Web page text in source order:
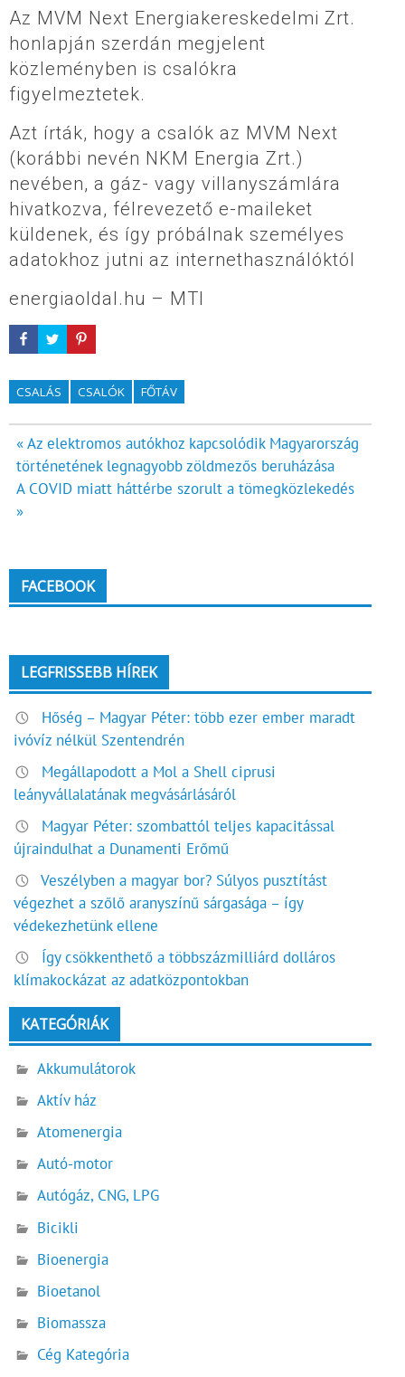
Az MVM Next Energiakereskedelmi Zrt.
honlapján szerdán megjelent
közleményben is csalókra
figyelmeztetek.
Azt írták, hogy a csalók az MVM Next
(korábbi nevén NKM Energia Zrt.)
nevében, a gáz- vagy villanyszámlára
hivatkozva, félrevezető e-maileket
küldenek, és így próbálnak személyes
adatokhoz jutni az internethasználóktól
energiaoldal.hu – MTI
CSALÁS CSALÓK FŐTÁV
Bejegyzés
navigáció
« Az elektromos autókhoz kapcsolódik Magyarország
történetének legnagyobb zöldmezős beruházása
A COVID miatt háttérbe szorult a tömegközlekedés
»
FACEBOOK
LEGFRISSEBB HÍREK
Hőség – Magyar Péter: több ezer ember maradt
ivóvíz nélkül Szentendrén
Megállapodott a Mol a Shell ciprusi
leányvállalatának megvásárlásáról
Magyar Péter: szombattól teljes kapacitással
újraindulhat a Dunamenti Erőmű
Veszélyben a magyar bor? Súlyos pusztítást
végezhet a szőlő aranyszínű sárgasága – így
védekezhetünk ellene
Így csökkenthető a többszázmilliárd dolláros
klímakockázat az adatközpontokban
KATEGÓRIÁK
Akkumulátorok
Aktív ház
Atomenergia
Autó-motor
Autógáz, CNG, LPG
Bicikli
Bioenergia
Bioetanol
Biomassza
Cég Kategória